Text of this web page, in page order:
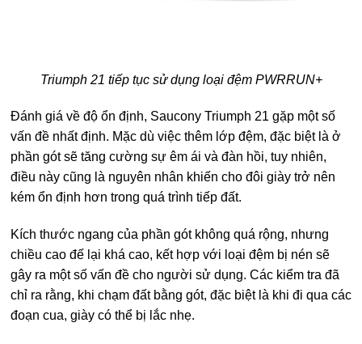
Triumph 21 tiếp tục sử dụng loại đệm PWRRUN+
Đánh giá về độ ổn định, Saucony Triumph 21 gặp một số
vấn đề nhất định. Mặc dù việc thêm lớp đệm, đặc biệt là ở
phần gót sẽ tăng cường sự êm ái và đàn hồi, tuy nhiên,
điều này cũng là nguyên nhân khiến cho đôi giày trở nên
kém ổn định hơn trong quá trình tiếp đất.
Kích thước ngang của phần gót không quá rộng, nhưng
chiều cao đế lại khá cao, kết hợp với loại đệm bị nén sẽ
gây ra một số vấn đề cho người sử dụng. Các kiểm tra đã
chỉ ra rằng, khi chạm đất bằng gót, đặc biệt là khi đi qua các
đoạn cua, giày có thể bị lắc nhẹ.